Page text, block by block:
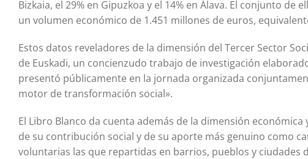
Bizkaia, el 29% en Gipuzkoa y el 14% en Álava. El conjunto
un volumen económico de 1.451 millones de euros,
Estos datos reveladores de la dimensión del Tercer Sector
de Euskadi, un concienzudo trabajo de investigación
presentó públicamente en la jornada organizada
motor de transformación social».
El Libro Blanco da cuenta además de la dimensión
de su contribución social y de su aporte más genuino como
voluntarias las que repartidas en barrios, pueblos y